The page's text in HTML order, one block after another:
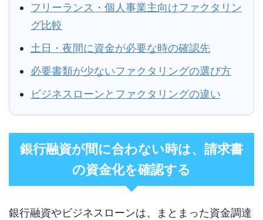
フリーランス・個人事業主向けファクタリン
グ比較
土日・夜間に資金が必要な時の確認先
必要書類が少ないファクタリングの選び方
ビジネスローンとファクタリングの違い
銀行融資が間に合わない時は、請求書
の資金化を確認する
銀行融資やビジネスローンは、まとまった資金調達